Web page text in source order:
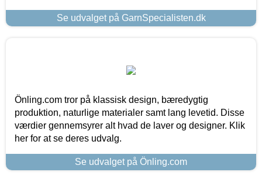
Se udvalget på GarnSpecialisten.dk
Önling.com tror på klassisk design, bæredygtig
produktion, naturlige materialer samt lang levetid. Disse
værdier gennemsyrer alt hvad de laver og designer. Klik
her for at se deres udvalg.
Se udvalget på Önling.com